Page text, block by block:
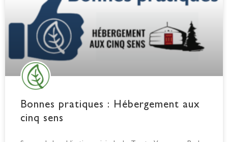
Bonnes pratiques : Hébergement aux
cinq sens